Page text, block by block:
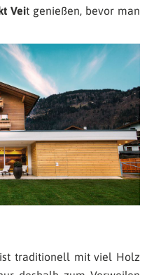
Veit genießen, bevor man
traditionell mit viel Holz